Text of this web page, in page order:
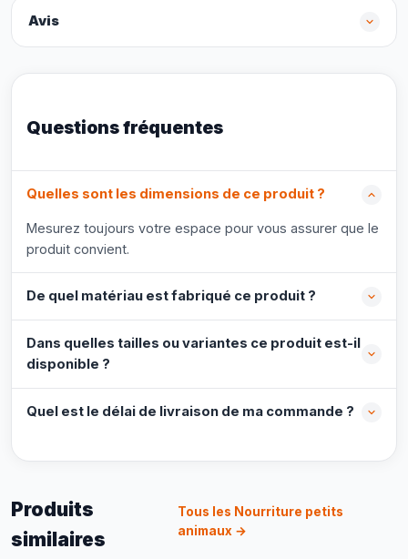
Avis
Questions fréquentes
Quelles sont les dimensions de ce produit ?
Mesurez toujours votre espace pour vous assurer que le
produit convient.
De quel matériau est fabriqué ce produit ?
Dans quelles tailles ou variantes ce produit est-il
disponible ?
Quel est le délai de livraison de ma commande ?
Produits
similaires
Tous les Nourriture petits
animaux →